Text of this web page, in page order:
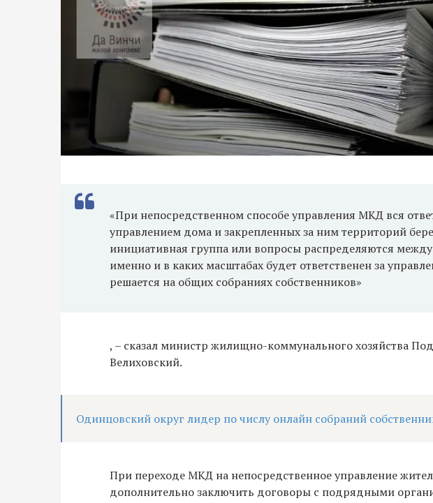
«При непосредственном способе управления МКД вся
управлением дома и закрепленных за ним территорий
инициативная группа или вопросы распределяются
именно и в каких масштабах будет ответственен за
решается на общих собраниях собственников»
, – сказал министр жилищно-коммунального хозяйства
Велиховский.
Одинцовский округ лидер по числу онлайн собраний
При переходе МКД на непосредственное управление
дополнительно заключить договоры с подрядными